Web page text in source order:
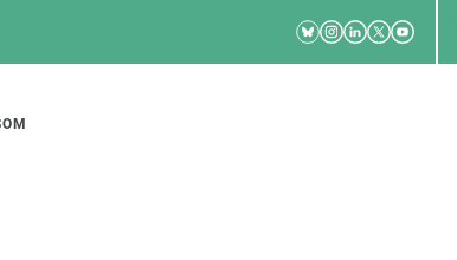
RRSS
Bluesky
Instagram
Linkedin
TwitterYoutube